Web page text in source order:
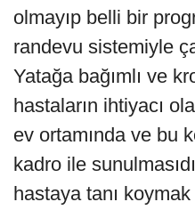
olmayıp belli bir
randevu sistemiyle
Yatağa bağımlı ve
hastaların ihtiyacı
ev ortamında ve bu
kadro ile
hastaya tanı koymak